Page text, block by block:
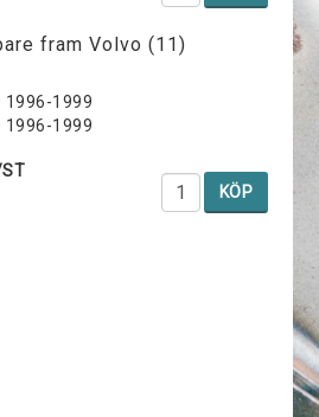
fram Volvo (11)
1996-1999
1996-1999
KÖP